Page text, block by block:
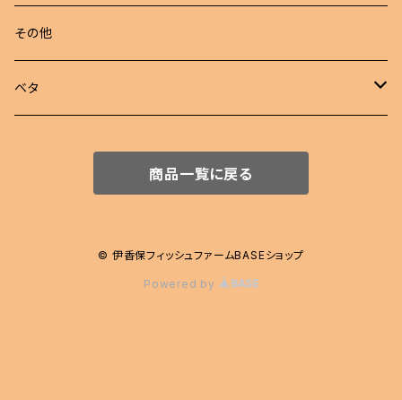
若魚
東錦
らんちゅう
めだか 定額
めだか セット
その他
ベタ
商品一覧に戻る
© 伊香保フィッシュファームBASEショップ
Powered by